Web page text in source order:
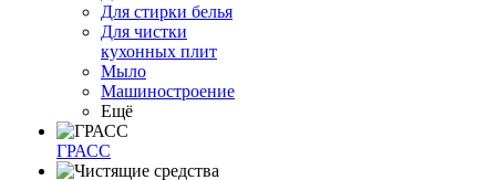
Для стирки белья
Для чистки
кухонных плит
Мыло
Машиностроение
Ещё
ГРАСС